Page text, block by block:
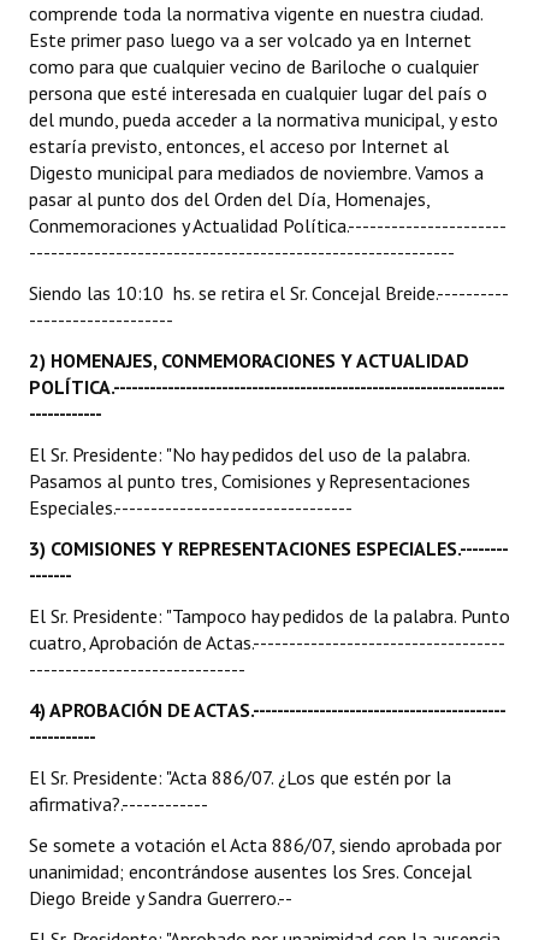
REFORMA DE LA CARTA ORGÁNICA
comprende toda la normativa vigente en nuestra ciudad.
Este primer paso luego va a ser volcado ya en Internet
como para que cualquier vecino de Bariloche o cualquier
persona que esté interesada en cualquier lugar del país o
del mundo, pueda acceder a la normativa municipal, y esto
estaría previsto, entonces, el acceso por Internet al
Digesto municipal para mediados de noviembre. Vamos a
pasar al punto dos del Orden del Día, Homenajes,
Conmemoraciones y Actualidad Política.----------------------
-----------------------------------------------------------
Siendo las 10:10 hs. se retira el Sr. Concejal Breide.----------
--------------------
2) HOMENAJES, CONMEMORACIONES Y ACTUALIDAD
POLÍTICA.-----------------------------------------------------------------
------------
El Sr. Presidente: "No hay pedidos del uso de la palabra.
Pasamos al punto tres, Comisiones y Representaciones
Especiales.---------------------------------
3) COMISIONES Y REPRESENTACIONES ESPECIALES.--------
-------
El Sr. Presidente: "Tampoco hay pedidos de la palabra. Punto
cuatro, Aprobación de Actas.-----------------------------------
------------------------------
4) APROBACIÓN DE ACTAS.------------------------------------------
-----------
El Sr. Presidente: "Acta 886/07. ¿Los que estén por la
afirmativa?.------------
Se somete a votación el Acta 886/07, siendo aprobada por
unanimidad; encontrándose ausentes los Sres. Concejal
Diego Breide y Sandra Guerrero.--